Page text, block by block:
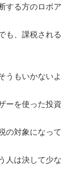
する方のロボア
も、課税される
うもいかないよ
ーを使った投資
の対象になって
人は決して少な